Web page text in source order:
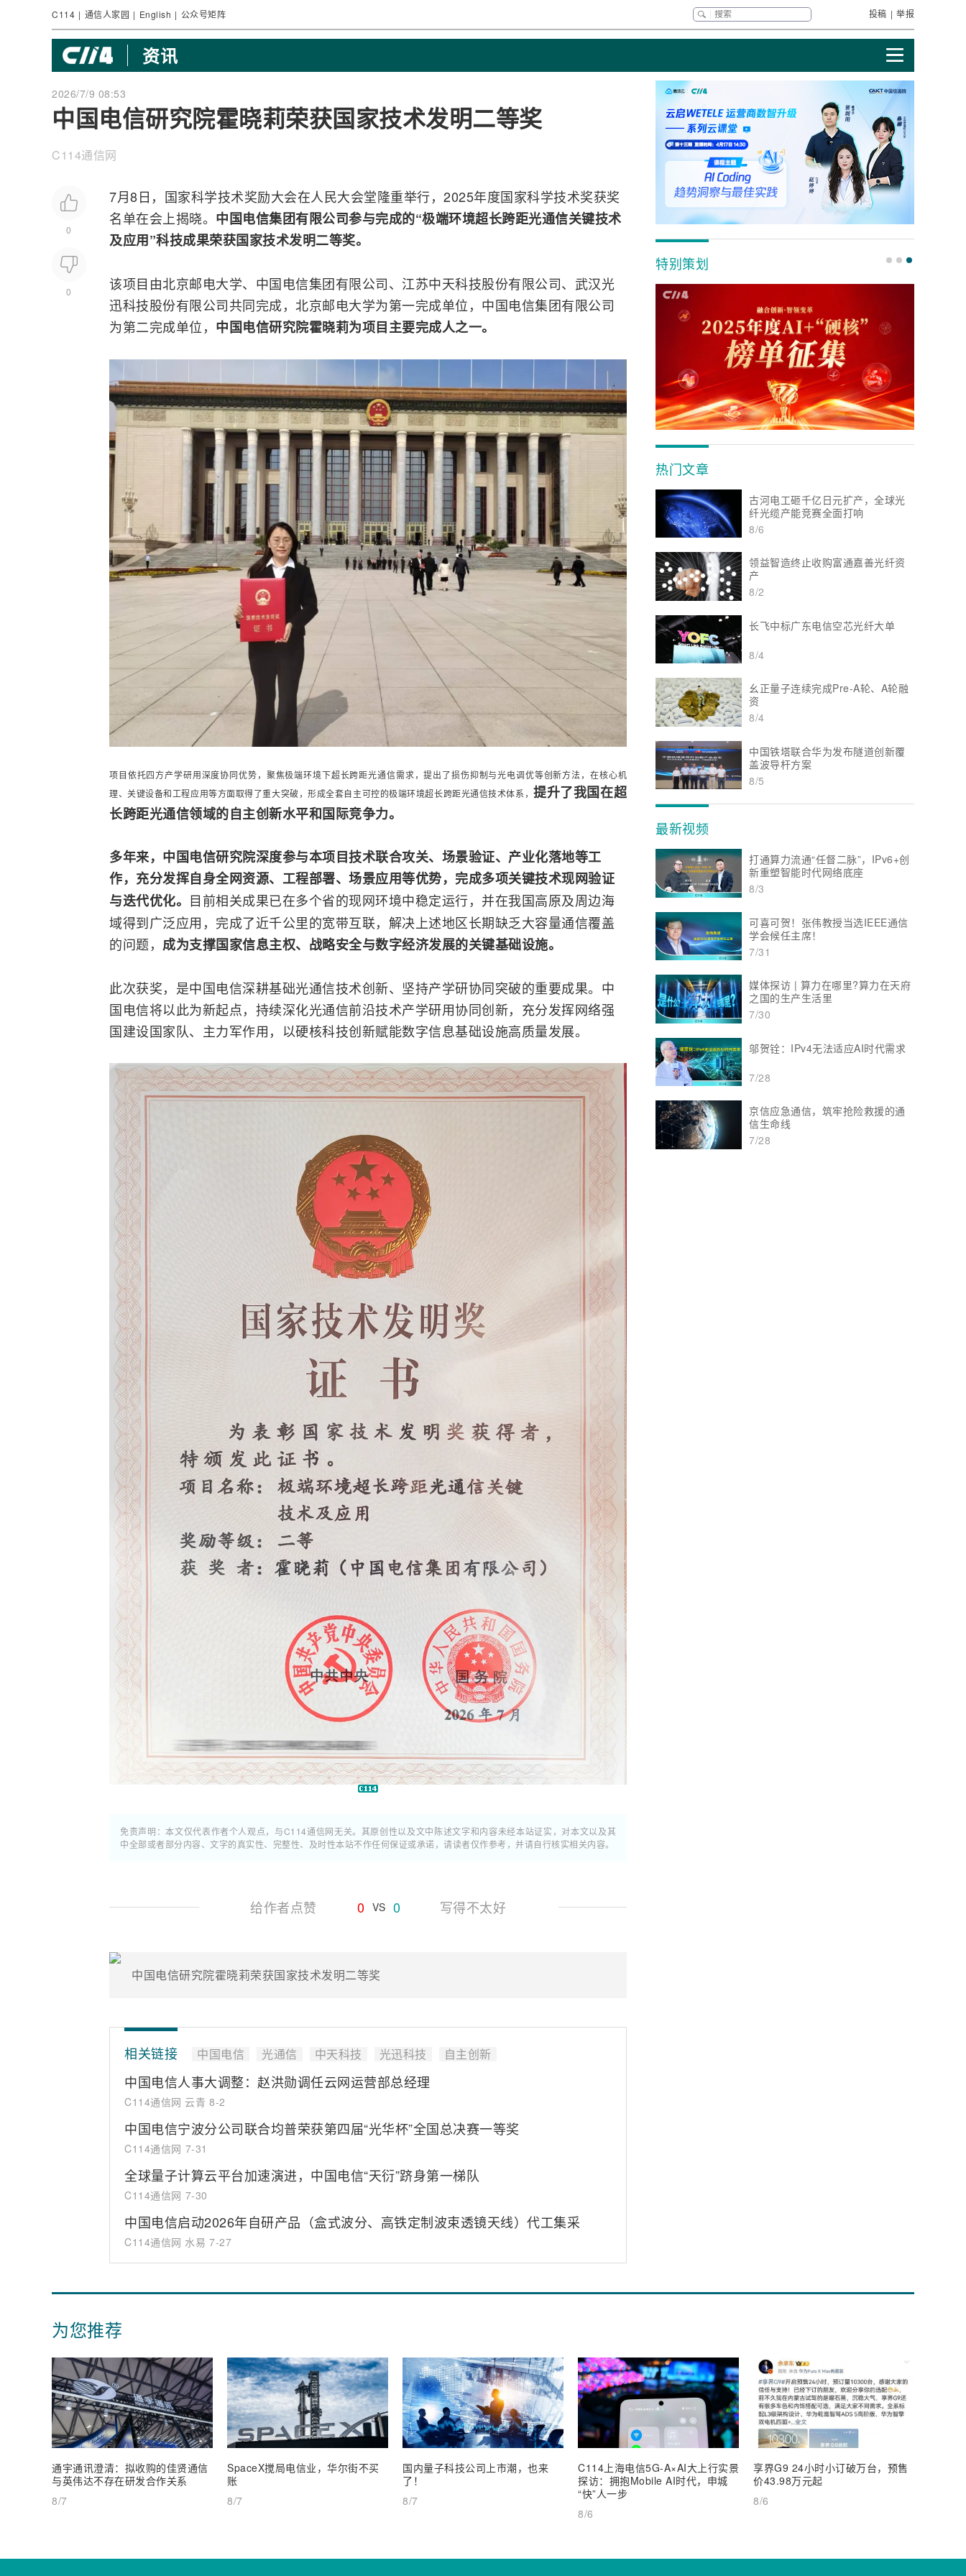
C114 | 通信人家园 | English | 公众号矩阵 投稿 | 举报
资讯
2026/7/9 08:53
中国电信研究院霍晓莉荣获国家技术发明二等奖
C114通信网
0
0
7月8日，国家科学技术奖励大会在人民大会堂隆重举行，2025年度国家科学技术奖获奖
名单在会上揭晓。 中国电信集团有限公司参与完成的“极端环境超长跨距光通信关键技术
及应用”科技成果荣获国家技术发明二等奖。
该项目由北京邮电大学、中国电信集团有限公司、江苏中天科技股份有限公司、武汉光
迅科技股份有限公司共同完成，北京邮电大学为第一完成单位，中国电信集团有限公司
为第二完成单位， 中国电信研究院霍晓莉为项目主要完成人之一。
项目依托四方产学研用深度协同优势，聚焦极端环境下超长跨距光通信需求，提出了损伤抑制与光电调优等创新方法，在核心机
理、关键设备和工程应用等方面取得了重大突破，形成全套自主可控的极端环境超长跨距光通信技术体系，提升了我国在超
长跨距光通信领域的自主创新水平和国际竞争力。
多年来，中国电信研究院深度参与本项目技术联合攻关、场景验证、产业化落地等工
作，充分发挥自身全网资源、工程部署、场景应用等优势，完成多项关键技术现网验证
与迭代优化。 目前相关成果已在多个省的现网环境中稳定运行，并在我国高原及周边海
域得到广泛应用，完成了近千公里的宽带互联，解决上述地区长期缺乏大容量通信覆盖
的问题， 成为支撑国家信息主权、战略安全与数字经济发展的关键基础设施。
此次获奖，是中国电信深耕基础光通信技术创新、坚持产学研协同突破的重要成果。中
国电信将以此为新起点，持续深化光通信前沿技术产学研用协同创新，充分发挥网络强
国建设国家队、主力军作用，以硬核科技创新赋能数字信息基础设施高质量发展。
免责声明：本文仅代表作者个人观点，与C114通信网无关。其原创性以及文中陈述文字和内容未经本站证实，对本文以及其
中全部或者部分内容、文字的真实性、完整性、及时性本站不作任何保证或承诺，请读者仅作参考，并请自行核实相关内容。
给作者点赞 0 VS 0 写得不太好
中国电信研究院霍晓莉荣获国家技术发明二等奖
相关链接 中国电信 光通信 中天科技 光迅科技 自主创新
中国电信人事大调整：赵洪勋调任云网运营部总经理
C114通信网 云青 8-2
中国电信宁波分公司联合均普荣获第四届“光华杯”全国总决赛一等奖
C114通信网 7-31
全球量子计算云平台加速演进，中国电信“天衍”跻身第一梯队
C114通信网 7-30
中国电信启动2026年自研产品（盒式波分、高铁定制波束透镜天线）代工集采
C114通信网 水易 7-27
特别策划
热门文章
古河电工砸千亿日元扩产，全球光
纤光缆产能竞赛全面打响
8/6
领益智造终止收购富通嘉善光纤资
产
8/2
长飞中标广东电信空芯光纤大单
8/4
幺正量子连续完成Pre-A轮、A轮融
资
8/4
中国铁塔联合华为发布隧道创新覆
盖波导杆方案
8/5
最新视频
打通算力流通“任督二脉”，IPv6+创
新重塑智能时代网络底座
8/3
可喜可贺！张伟教授当选IEEE通信
学会候任主席！
7/31
媒体探访 | 算力在哪里?算力在天府
之国的生产生活里
7/30
邬贺铨：IPv4无法适应AI时代需求
7/28
京信应急通信，筑牢抢险救援的通
信生命线
7/28
为您推荐
通宇通讯澄清：拟收购的佳贤通信
与英伟达不存在研发合作关系
8/7
SpaceX搅局电信业，华尔街不买
账
8/7
国内量子科技公司上市潮，也来
了！
8/7
C114上海电信5G-A×AI大上行实景
探访：拥抱Mobile AI时代，申城
“快”人一步
8/6
享界G9 24小时小订破万台，预售
价43.98万元起
8/6